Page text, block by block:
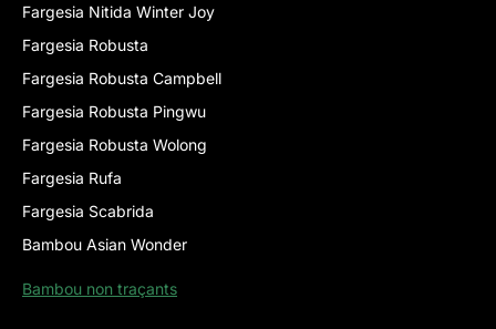
Fargesia Nitida Winter Joy
Fargesia Robusta
Fargesia Robusta Campbell
Fargesia Robusta Pingwu
Fargesia Robusta Wolong
Fargesia Rufa
Fargesia Scabrida
Bambou Asian Wonder
Bambou non traçants